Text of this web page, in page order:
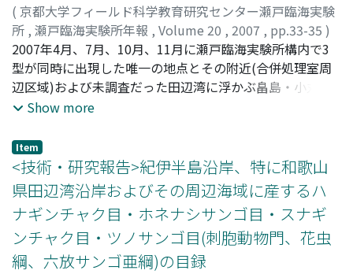
( 京都大学フィールド科学教育研究センター瀬戸臨海実験
所 , 瀬戸臨海実験所年報 , Volume 20 , 2007 , pp.33-35 )
久保田, 信;梅本, 信也;Kubota, Shin;Umemoto, Shinya
2007年4月、7月、10月、11月に瀬戸臨海実験所構内で3
型が同時に出現した唯一の地点とその附近(合併処理室周
辺区域)および未調査だった田辺湾に浮かぶ畠島・小丸島
実験地で、それぞれ計679個と167個のカタバミの花柱型
のカタバミの花が区別された。構内では2006年以降、変
わった型である雌蕊が雄蕊より明確に上方に位置する長花
柱型が高頻度(71%)で出現した。これに対し、畠島・小丸
島実験地では、構内の結果とは逆に、一般型である中花柱
型が標高1-2mの限られた区域に高頻度(73%)で出現し
た。
Show more
Item
<技術・研究報告>紀伊半島沿岸、特に和歌山
県田辺湾沿岸およびその周辺海域に産するハ
ナギンチャク目・ホネナシサンゴ目・スナギ
ンチャク目・ツノサンゴ目(刺胞動物門、花虫
綱、六放サンゴ亜綱)の目録